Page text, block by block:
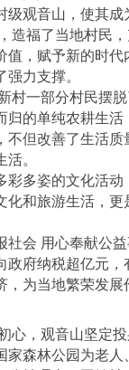
级观音山，使其
造福了当地村民
值，赋予新的时代
力支撑。
村一部分村民摆
归的单纯农耕生活
不但改善了生活质
。
彩多姿的文化活动
化和旅游生活，更
社会 用心奉献公
府纳税超亿元，
为当地繁荣发展
，观音山坚定
家森林公园为老人